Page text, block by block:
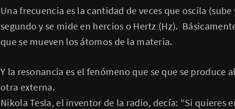
Una frecuencia es la cantidad de veces que oscila
segundo y se mide en hercios o Hertz (Hz).
que se mueven los átomos de la materia.
Y la resonancia es el fenómeno que se que se
otra externa.
Nikola Tesla, el inventor de la radio, decía: “Si quieres